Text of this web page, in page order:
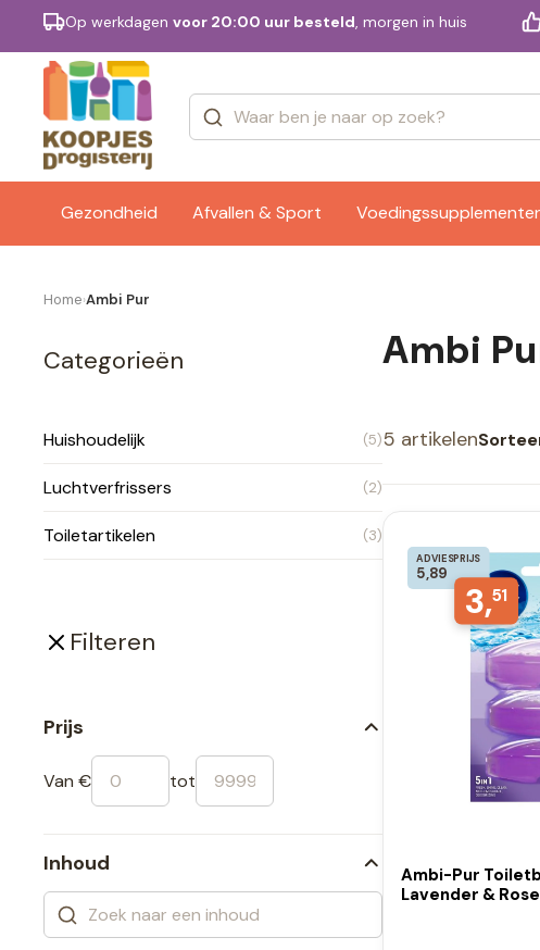
Op werkdagen voor 20:00 uur besteld, morgen in huis
Gezondheid Afvallen & Sport
Merken
Home›Ambi Pur
Categorieën
Huishoudelijk (5)
Luchtverfrissers (2)
Toiletartikelen (3)
Filteren
Prijs
Van € tot
Inhoud
Ambi
5 artikelen
ADVIESPRIJS
5,89
3,51
Ambi-Pur
Lavender &